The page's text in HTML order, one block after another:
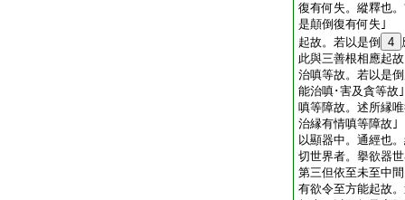
復有何失。縱釋也
是顛倒復有何失｣
起故。若以是倒
4
此與三善根相應
治嗔等故。若以是
能治嗔･害及貪等
嗔等障故。述所縁
治縁有情嗔等障
以顯器中。通經也
切世界者。擧欲
第三但依至未至中
有欲令至方能起故